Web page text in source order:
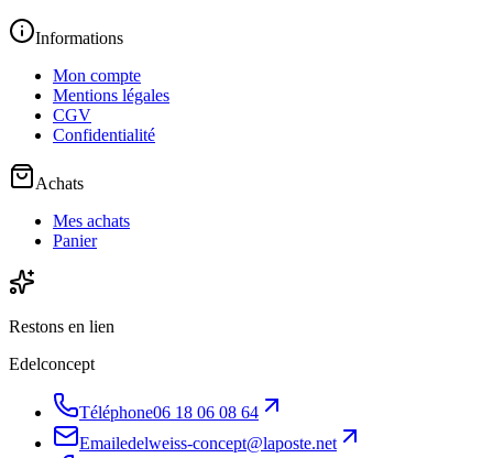
Informations
Mon compte
Mentions légales
CGV
Confidentialité
Achats
Mes achats
Panier
Restons en lien
Edelconcept
Téléphone06 18 06 08 64
Emailedelweiss-concept@laposte.net